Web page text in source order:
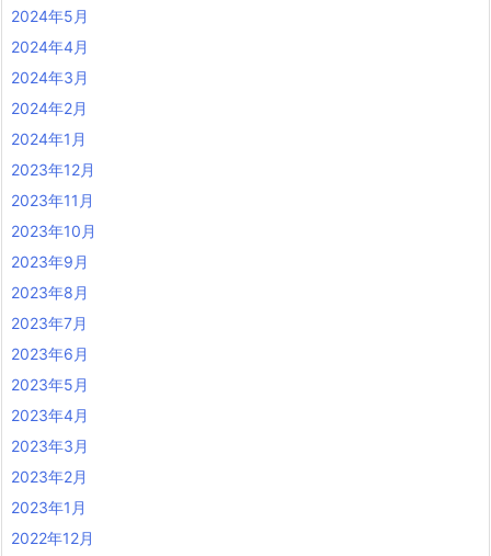
2024年5月
2024年4月
2024年3月
2024年2月
2024年1月
2023年12月
2023年11月
2023年10月
2023年9月
2023年8月
2023年7月
2023年6月
2023年5月
2023年4月
2023年3月
2023年2月
2023年1月
2022年12月